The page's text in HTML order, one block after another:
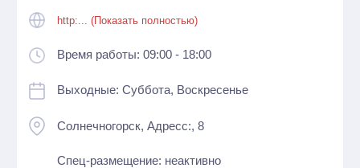
http:... (Показать полностью)
Время работы: 09:00 - 18:00
Выходные: Суббота, Воскресенье
Солнечногорск, Адресc:, 8
Спец-размещение: неактивно